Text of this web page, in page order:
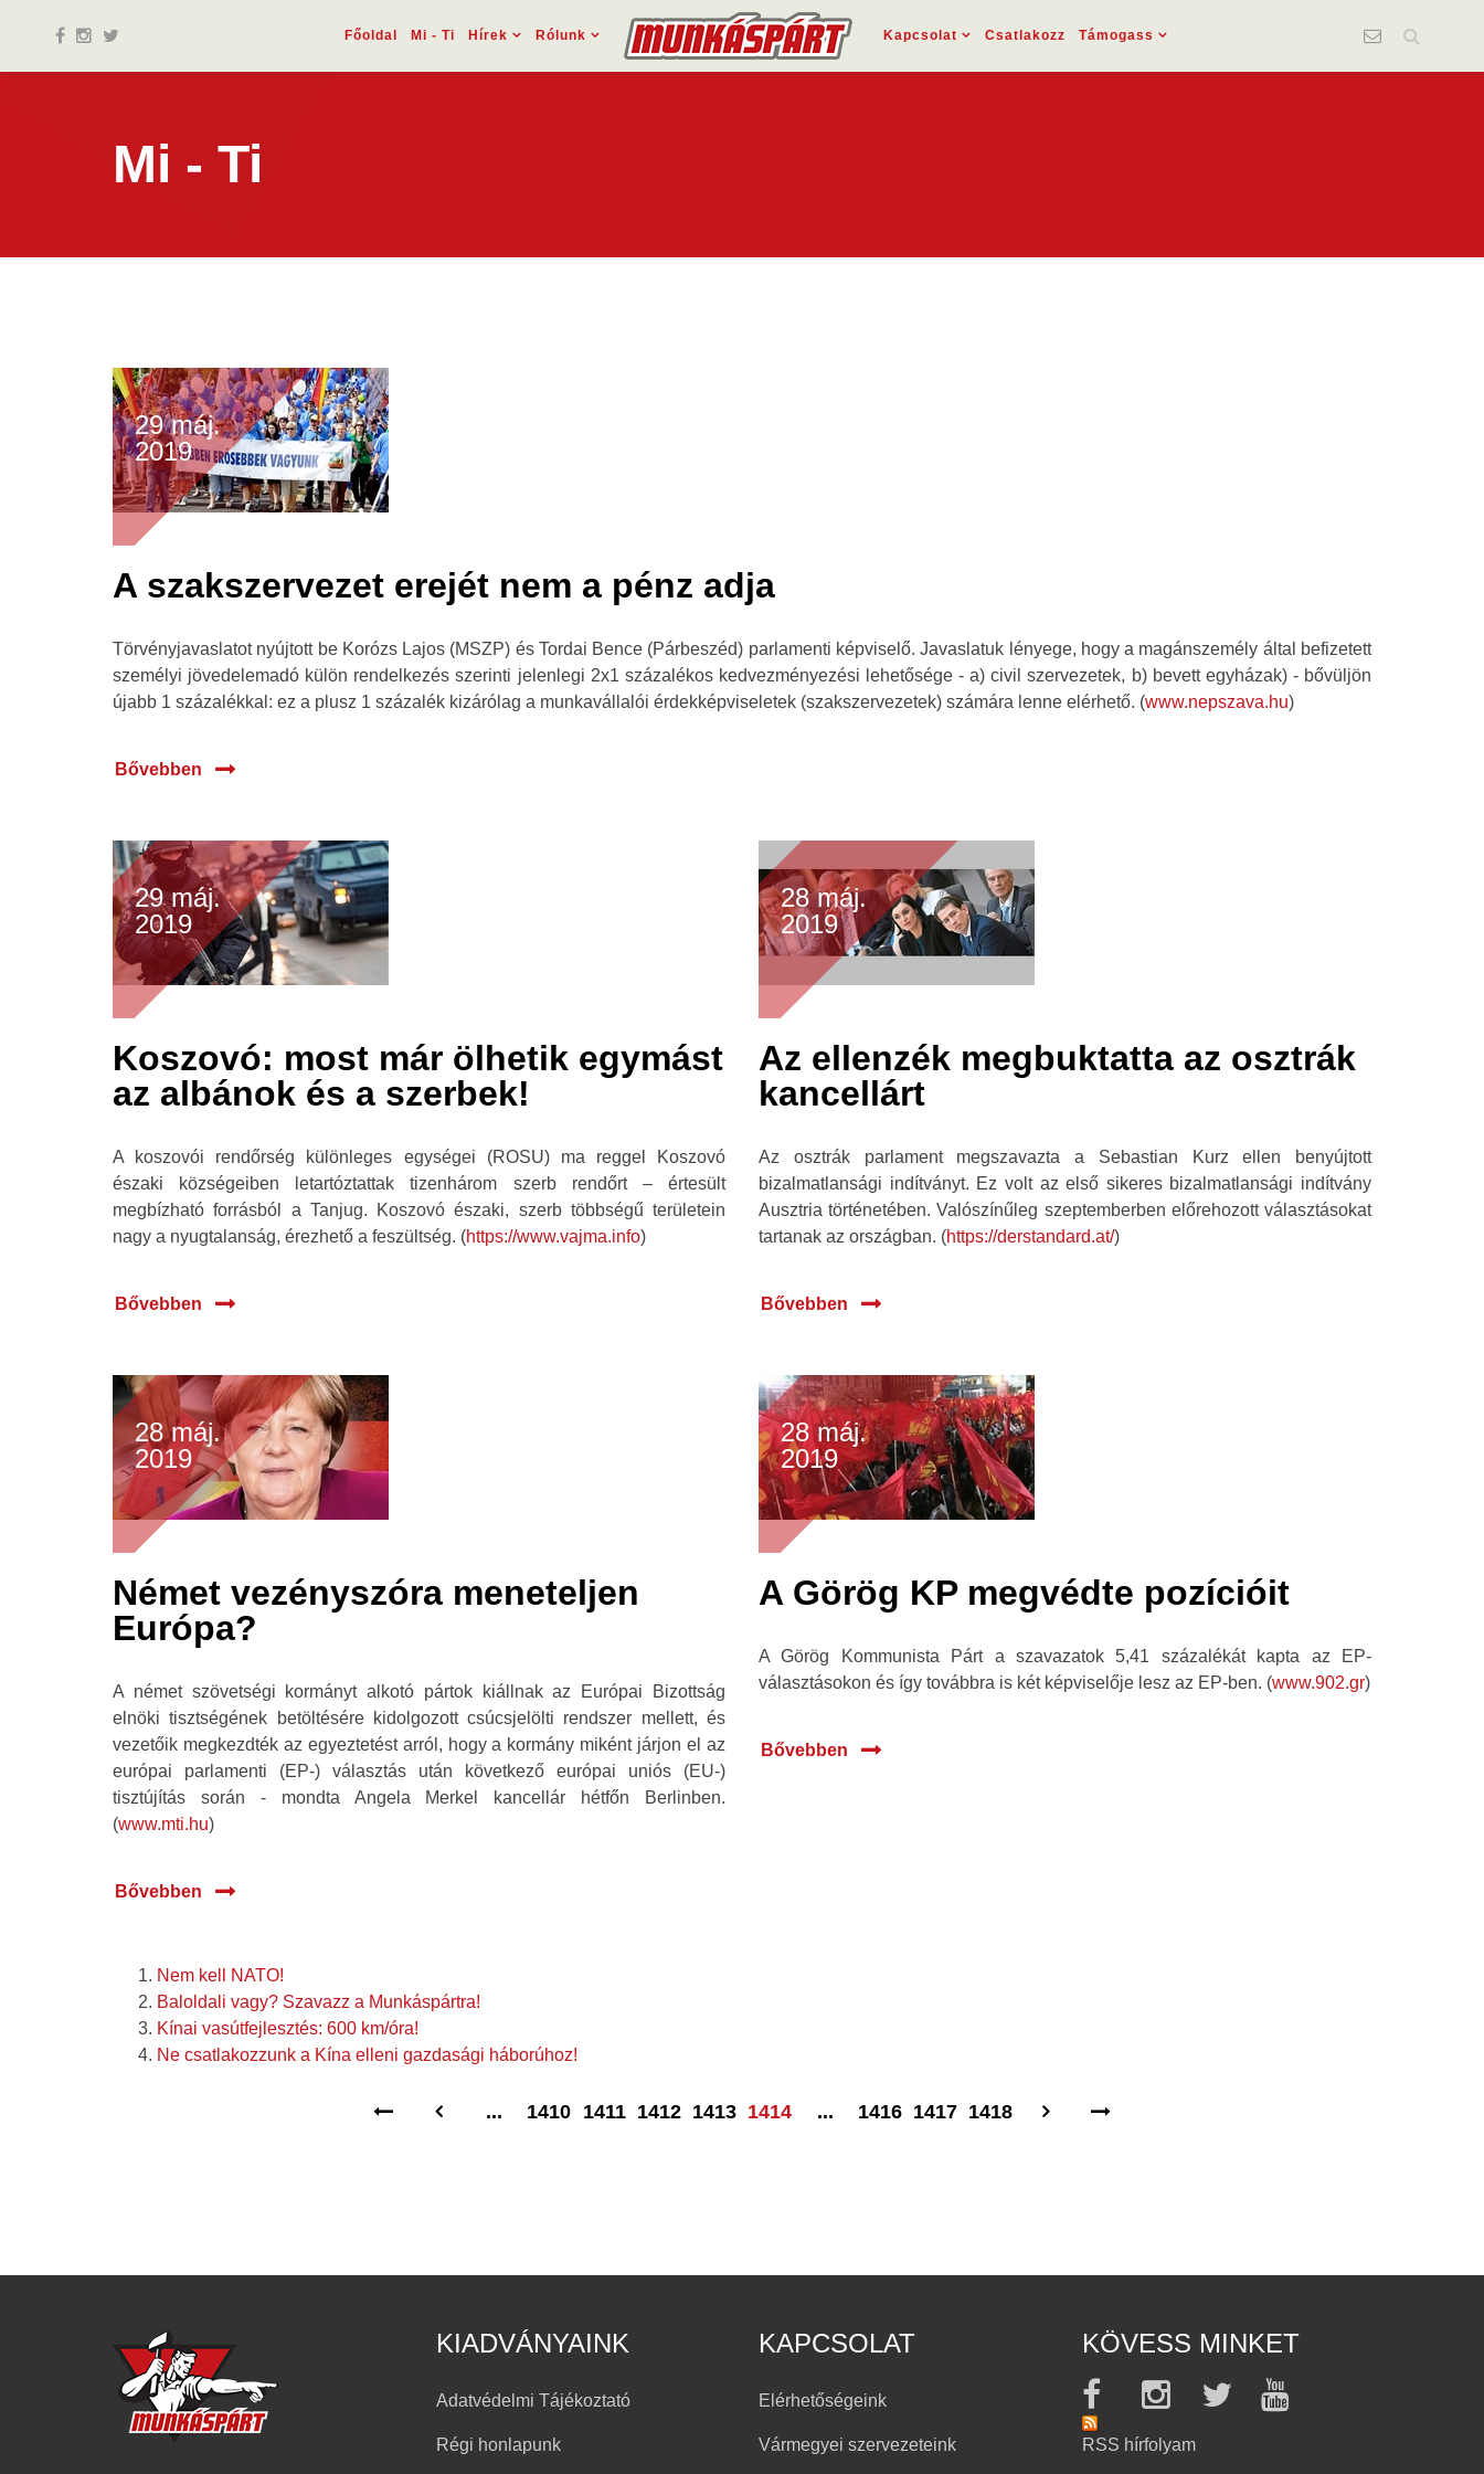
Főoldal Mi - Ti Hírek Rólunk Kapcsolat Csatlakozz Támogass
Mi - Ti
29 máj.
2019
A szakszervezet erejét nem a pénz adja
Törvényjavaslatot nyújtott be Korózs Lajos (MSZP) és Tordai Bence (Párbeszéd) parlamenti képviselő. Javaslatuk lényege, hogy a magánszemély által befizetett
személyi jövedelemadó külön rendelkezés szerinti jelenlegi 2x1 százalékos kedvezményezési lehetősége - a) civil szervezetek, b) bevett egyházak) - bővüljön
újabb 1 százalékkal: ez a plusz 1 százalék kizárólag a munkavállalói érdekképviseletek (szakszervezetek) számára lenne elérhető. (www.nepszava.hu)
Bővebben
29 máj.
2019
Koszovó: most már ölhetik egymást
az albánok és a szerbek!
A koszovói rendőrség különleges egységei (ROSU) ma reggel Koszovó
északi községeiben letartóztattak tizenhárom szerb rendőrt – értesült
megbízható forrásból a Tanjug. Koszovó északi, szerb többségű területein
nagy a nyugtalanság, érezhető a feszültség. (https://www.vajma.info)
Bővebben
28 máj.
2019
Az ellenzék megbuktatta az osztrák
kancellárt
Az osztrák parlament megszavazta a Sebastian Kurz ellen benyújtott
bizalmatlansági indítványt. Ez volt az első sikeres bizalmatlansági indítvány
Ausztria történetében. Valószínűleg szeptemberben előrehozott választásokat
tartanak az országban. (https://derstandard.at/)
Bővebben
28 máj.
2019
Német vezényszóra meneteljen
Európa?
A német szövetségi kormányt alkotó pártok kiállnak az Európai Bizottság
elnöki tisztségének betöltésére kidolgozott csúcsjelölti rendszer mellett, és
vezetőik megkezdték az egyeztetést arról, hogy a kormány miként járjon el az
európai parlamenti (EP-) választás után következő európai uniós (EU-)
tisztújítás során - mondta Angela Merkel kancellár hétfőn Berlinben.
(www.mti.hu)
Bővebben
28 máj.
2019
A Görög KP megvédte pozícióit
A Görög Kommunista Párt a szavazatok 5,41 százalékát kapta az EP-
választásokon és így továbbra is két képviselője lesz az EP-ben. (www.902.gr)
Bővebben
Nem kell NATO!
Baloldali vagy? Szavazz a Munkáspártra!
Kínai vasútfejlesztés: 600 km/óra!
Ne csatlakozzunk a Kína elleni gazdasági háborúhoz!
... 1410 1411 1412 1413 1414 ... 1416 1417 1418
KIADVÁNYAINK
Adatvédelmi Tájékoztató
Régi honlapunk
KAPCSOLAT
Elérhetőségeink
Vármegyei szervezeteink
KÖVESS MINKET
RSS hírfolyam